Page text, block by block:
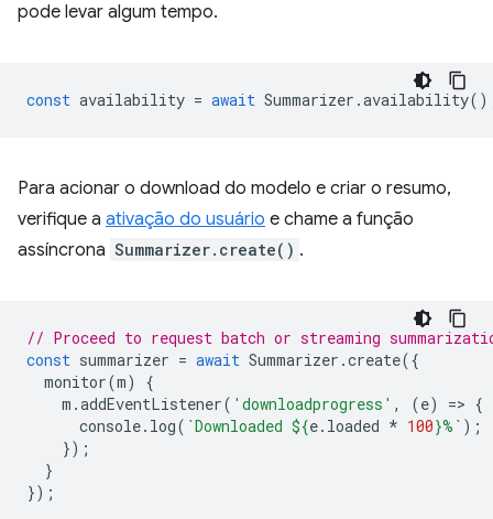
pode levar algum tempo.
const availability = await Summarizer .availability
Para acionar o download do modelo e criar o resumo,
verifique a ativação do usuário e chame a função
assíncrona Summarizer.create() .
// Proceed to request batch or streaming
const summarizer = await Summarizer .create({
monitor(m)
{
m .addEventListener( 'downloadprogress' , (e) => {
console. log( `Downloaded ${e. loaded * 100}%` );
});
}
});